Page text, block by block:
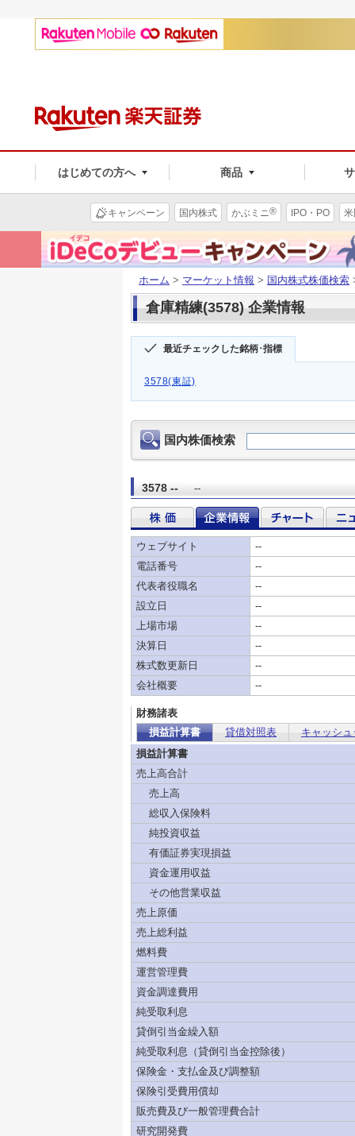
はじめての方へ 商品
キャンペーン 国内株式 かぶミニ® IPO・PO
ホーム > マーケット情報 > 国内株式株価検索
倉庫精練(3578) 企業情報
最近チェックした銘柄･指標
3578(東証)